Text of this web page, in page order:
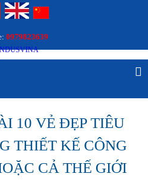
0979823639
10 VẺ ĐẸP TIÊU
THIẾT KẾ CÔNG
CẢ THẾ GIỚI